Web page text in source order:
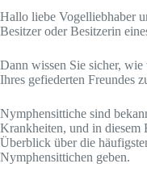
Hallo liebe Vogelliebhaber
Besitzer oder Besitzerin
Dann wissen Sie sicher,
Ihres gefiederten Freundes
Nymphensittiche sind
Krankheiten, und in diesem
Überblick über die
Nymphensittichen geben.